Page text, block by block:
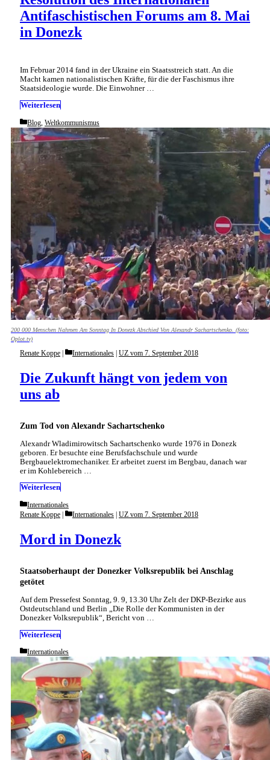
Antifaschistischen Forums am 8. Mai
in Donezk
Im Februar 2014 fand in der Ukraine ein Staatsstreich statt. An die
Macht kamen nationalistischen Kräfte, für die der Faschismus ihre
Staatsideologie wurde. Die Einwohner …
Weiterlesen
Categories
Blog, Weltkommunismus
200 000 Menschen Nahmen Am Sonntag In Donezk Abschied Von Alexandr Sachartschenko. (foto:
Oplot.tv)
Zum Tod von Alexandr Sachartschenko
Die Zukunft hängt von jedem von
uns ab
Renate Koppe Categories
Internationales UZ vom 7. September 2018
Alexandr Wladimirowitsch Sachartschenko wurde 1976 in Donezk
geboren. Er besuchte eine Berufsfachschule und wurde
Bergbauelektromechaniker. Er arbeitet zuerst im Bergbau, danach war
er im Kohlebereich …
Weiterlesen
Categories
Internationales
Staatsoberhaupt der Donezker Volksrepublik bei Anschlag
getötet
Mord in Donezk
Renate Koppe Categories
Internationales UZ vom 7. September 2018
Auf dem Pressefest Sonntag, 9. 9, 13.30 Uhr Zelt der DKP-Bezirke aus
Ostdeutschland und Berlin „Die Rolle der Kommunisten in der
Donezker Volksrepublik“, Bericht von …
Weiterlesen
Categories
Internationales